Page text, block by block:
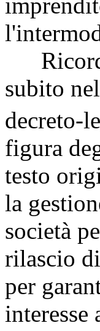
subito
decreto-
figura
testo
la
società
rilascio
per